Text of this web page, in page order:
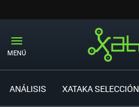
MENÚ
ANÁLISIS XATAKA SELECCIÓN